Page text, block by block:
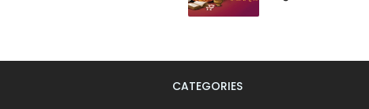
CATEGORIES